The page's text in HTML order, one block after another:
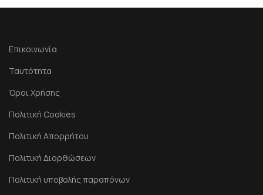
Επικοινωνία
Ταυτότητα
Όροι Χρήσης
Πολιτική Cookies
Πολιτική Απορρήτου
Πολιτική Διορθώσεων
Πολιτική υποβολής παραπόνων